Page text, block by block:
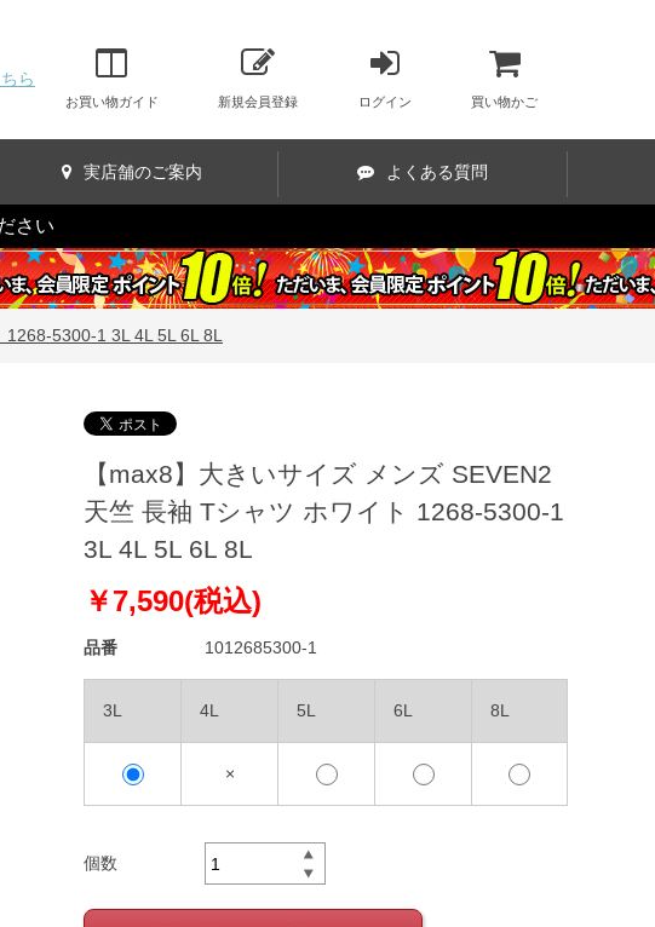
ら
お買い物ガイド 新規会員登録 ログイン 買い物かご
実店舗のご案内 よくある質問
さい
5300-1 3L 4L 5L 6L 8L
【max8】大きいサイズ メンズ SEVEN2
天竺 長袖 Tシャツ ホワイト 1268-5300-1
3L 4L 5L 6L 8L
￥7,590(税込)
品番 1012685300-1
3L 4L 5L 6L 8L
×
個数